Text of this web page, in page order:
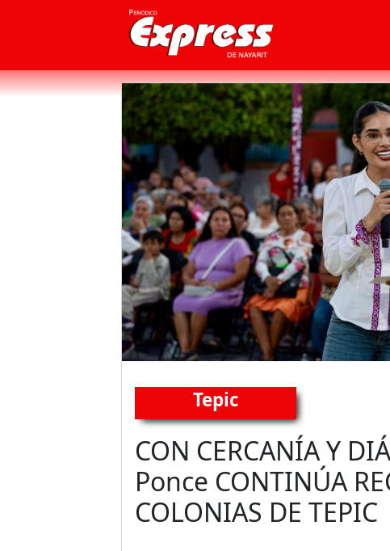
Tepic
CON CERCANÍA Y
Ponce CONTINÚA
COLONIAS DE TEPIC